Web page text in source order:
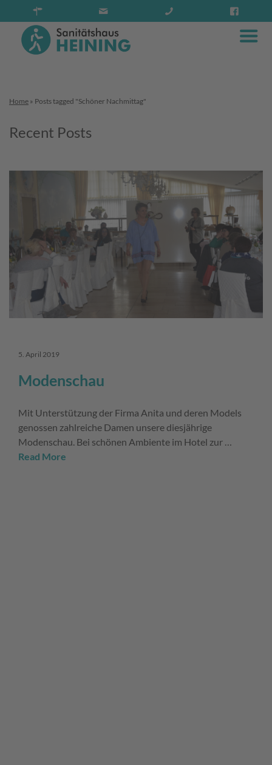
Home » Posts tagged "Schöner Nachmittag"
Recent Posts
5. April 2019
Modenschau
Mit Unterstützung der Firma Anita und deren Models
genossen zahlreiche Damen unsere diesjährige
Modenschau. Bei schönen Ambiente im Hotel zur …
Read More